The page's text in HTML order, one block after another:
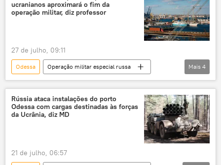
Ministério da Defesa
YouTube
ucranianos aproximará o fim da
operação militar, diz professor
27 de julho, 09:11
Odessa
Operação militar especial russa
Forças Armadas da Rússia
portos
conflito ucraniano
Ocidente
Mais 4
Rússia ataca instalações do porto
Odessa com cargas destinadas às forças
da Ucrânia, diz MD
21 de julho, 06:57